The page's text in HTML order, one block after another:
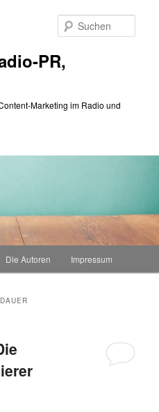
PR,
Marketing im Radio und
Die Autoren Impressum